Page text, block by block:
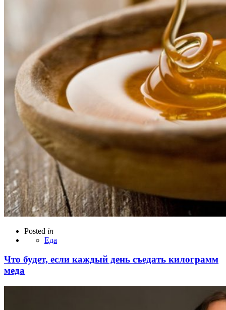
Posted in
Еда
Что будет, если каждый день съедать килограмм
меда